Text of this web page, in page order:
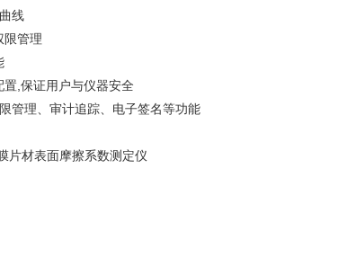
线
限管理
,保证用户与仪器安全
管理、审计追踪、电子签名等功能